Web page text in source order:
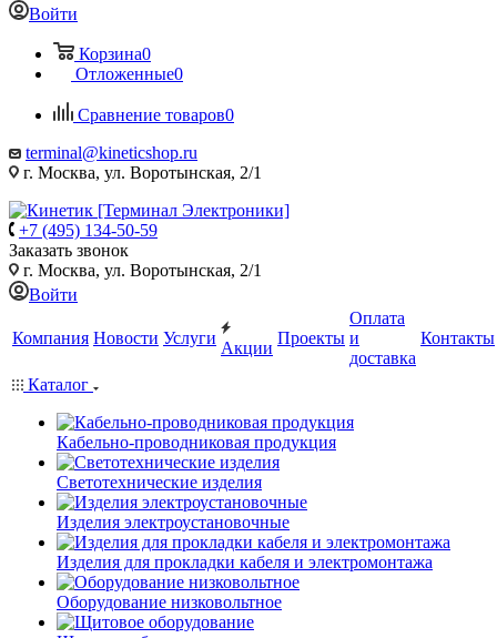
Войти
Корзина0
Отложенные0
Сравнение товаров0
terminal@kineticshop.ru
г. Москва, ул. Воротынская, 2/1
+7 (495) 134-50-59
Заказать звонок
г. Москва, ул. Воротынская, 2/1
Войти
Компания Новости Услуги
Акции
Проекты
Оплата
и
доставка
Контакты
Каталог
Кабельно-проводниковая продукция
Светотехнические изделия
Изделия электроустановочные
Изделия для прокладки кабеля и электромонтажа
Оборудование низковольтное